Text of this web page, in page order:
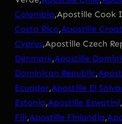
Colombia,Apostille Cook
Costa Rica,Apostille
Cyprus,Apostille Czech
Denmark,Apostille
Dominican Republic,
Ecuador,Apostille El
Estonia,Apostille Eswatini,
Fiji,Apostille Finlandia,